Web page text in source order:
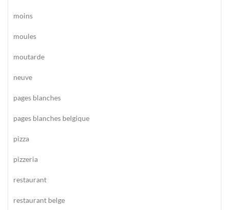
moins
moules
moutarde
neuve
pages blanches
pages blanches belgique
pizza
pizzeria
restaurant
restaurant belge